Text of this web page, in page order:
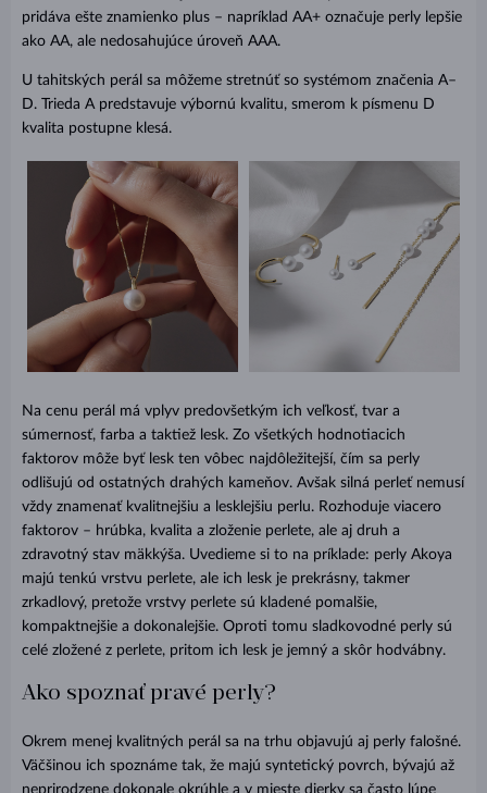
pridáva ešte znamienko plus – napríklad AA+ označuje perly lepšie
ako AA, ale nedosahujúce úroveň AAA.
U tahitských perál sa môžeme stretnúť so systémom značenia A–
D. Trieda A predstavuje výbornú kvalitu, smerom k písmenu D
kvalita postupne klesá.
Na cenu perál má vplyv predovšetkým ich veľkosť, tvar a
súmernosť, farba a taktiež lesk. Zo všetkých hodnotiacich
faktorov môže byť lesk ten vôbec najdôležitejší, čím sa perly
odlišujú od ostatných drahých kameňov. Avšak silná perleť nemusí
vždy znamenať kvalitnejšiu a lesklejšiu perlu. Rozhoduje viacero
faktorov – hrúbka, kvalita a zloženie perlete, ale aj druh a
zdravotný stav mäkkýša. Uvedieme si to na príklade: perly Akoya
majú tenkú vrstvu perlete, ale ich lesk je prekrásny, takmer
zrkadlový, pretože vrstvy perlete sú kladené pomalšie,
kompaktnejšie a dokonalejšie. Oproti tomu sladkovodné perly sú
celé zložené z perlete, pritom ich lesk je jemný a skôr hodvábny.
Ako spoznať pravé perly?
Okrem menej kvalitných perál sa na trhu objavujú aj perly falošné.
Väčšinou ich spoznáme tak, že majú syntetický povrch, bývajú až
neprirodzene dokonale okrúhle a v mieste dierky sa často lúpe